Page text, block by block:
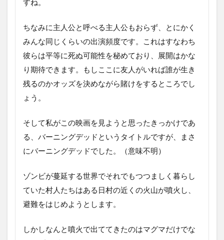
ちなみに主人公と呼べる主人公もおらず、とにかく
みんな同じくらいの出演頻度です。これはすなわち
彼らは平等に死ぬ可能性を秘めており、展開はかな
り期待できます。もしここに友人がいれば誰が生き
残るのかオッズを決めながら賭けをするところでし
ょう。
そして私がこの映画を見ようと思ったきっかけであ
る、バーニングデッドというタイトルですが、まさ
にバーニングデッドでした。（意味不明）
ゾンビが蔓延する世界でそれでもつつましく暮らし
ていた村人たちはある日村の近くの火山が噴火し、
避難をはじめようとします。
しかしなんと噴火で出ててきたのはマグマだけでな